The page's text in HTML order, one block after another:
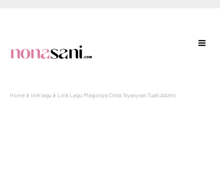
Home lirik lagu Lirik Lagu 'Magisnya Cinta' Nyanyian Tuah Adzmi